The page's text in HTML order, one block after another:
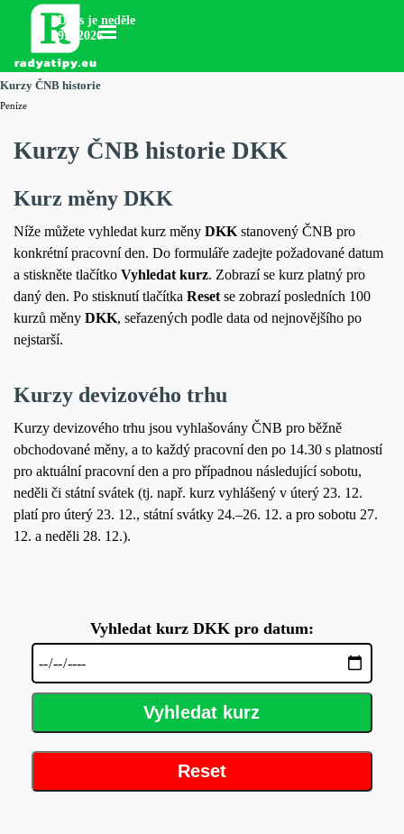
Přejít na obsah
Dnes je neděle
9.8.2026
Přeskočit menu
Kurzy ČNB historie
Peníze
Kurzy ČNB historie DKK
Kurz měny DKK
Níže můžete vyhledat kurz měny DKK stanovený ČNB pro
konkrétní pracovní den. Do formuláře zadejte požadované datum
a stiskněte tlačítko Vyhledat kurz. Zobrazí se kurz platný pro
daný den. Po stisknutí tlačítka Reset se zobrazí posledních 100
kurzů měny DKK, seřazených podle data od nejnovějšího po
nejstarší.
Kurzy devizového trhu
Kurzy devizového trhu jsou vyhlašovány ČNB pro běžně
obchodované měny, a to každý pracovní den po 14.30 s platností
pro aktuální pracovní den a pro případnou následující sobotu,
neděli či státní svátek (tj. např. kurz vyhlášený v úterý 23. 12.
platí pro úterý 23. 12., státní svátky 24.–26. 12. a pro sobotu 27.
12. a neděli 28. 12.).
Vyhledat kurz DKK pro datum:
Vyhledat kurz
Reset